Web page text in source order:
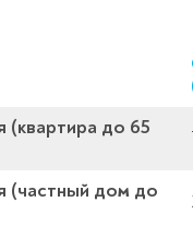
(квартира до 65
(частный дом до